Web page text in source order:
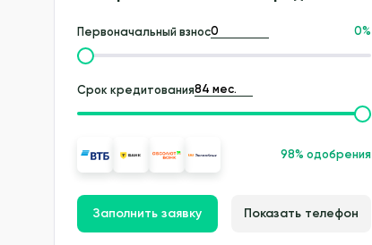
Первоначальный взнос 0%
Срок кредитования
98% одобрения
Заполнить заявку Показать телефон